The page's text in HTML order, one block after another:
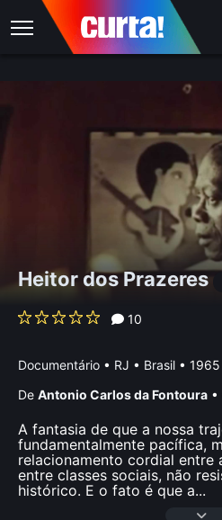
Heitor dos Prazeres
10
Documentário • RJ • Brasil •
De Antonio Carlos da Fontoura •
A fantasia de que a nossa
fundamentalmente pacífica,
relacionamento cordial entre
entre classes sociais, não
histórico. E o fato é que a...